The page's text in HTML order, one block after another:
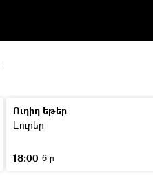
Ուղիղ եթեր
Լուրեր
18:00 6 ր